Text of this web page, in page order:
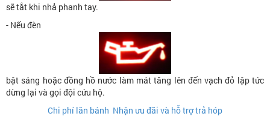
sẽ tắt khi nhả phanh tay.
- Nếu đèn
bật sáng hoặc đồng hồ nước làm mát tăng lên đến vạch đỏ lập tức
dừng lại và gọi đội cứu hộ.
Chi phí lăn bánh Nhận ưu đãi và hỗ trợ trả hóp